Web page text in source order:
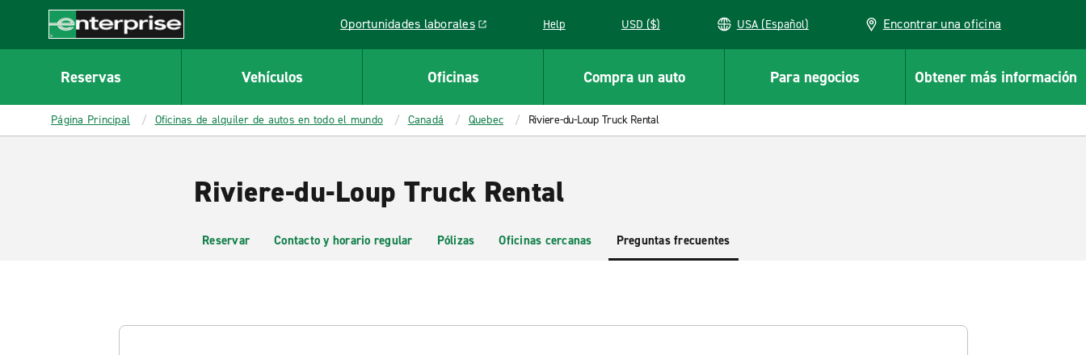
CONTENT
Enterprise
Oportunidades laborales
Link opens in a new window Help USD ($) USA (Español) Encontrar una oficina
Reservas Vehículos Oficinas Compra un auto Para negocios Obtener más información
Página Principal Oficinas de alquiler de autos en todo el mundo Canadá Quebec Riviere-du-Loup Truck Rental
Riviere-du-Loup Truck Rental
Reservar Contacto y horario regular Pólizas Oficinas cercanas Preguntas frecuentes